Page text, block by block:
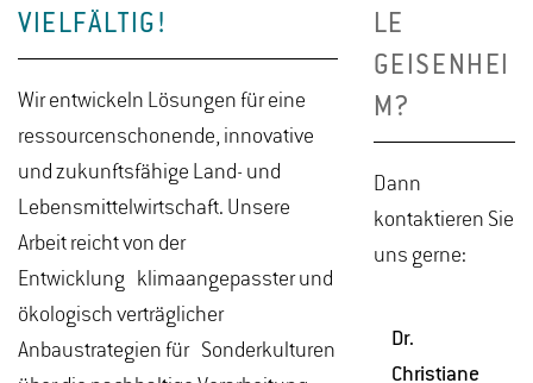
VIELFÄLTIG!
Wir entwickeln Lösungen für eine
ressourcenschonende, innovative
und zukunftsfähige Land- und
Lebensmittelwirtschaft. Unsere
Arbeit reicht von der
Entwicklung klimaangepasster und
ökologisch verträglicher
Anbaustrategien für Sonderkulturen
LE
GEISENHEI
M?
Dann
kontaktieren Sie
uns gerne:
Dr.
Chris­tia­ne